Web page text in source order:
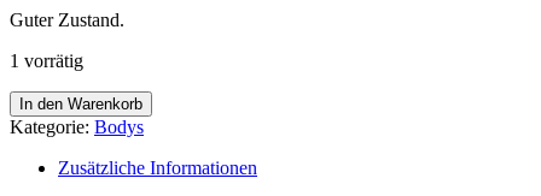
Guter Zustand.
1 vorrätig
Body
rot
Glitzer
In den Warenkorb
Kategorie: Bodys
Zusätzliche Informationen